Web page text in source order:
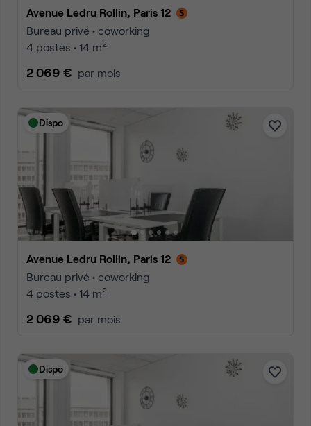
Avenue Ledru Rollin, Paris 12
Bureau privé • coworking
4 postes • 14 m2
2 069 € par mois
Dispo
Avenue Ledru Rollin, Paris 12
Bureau privé • coworking
4 postes • 14 m2
2 069 € par mois
Dispo